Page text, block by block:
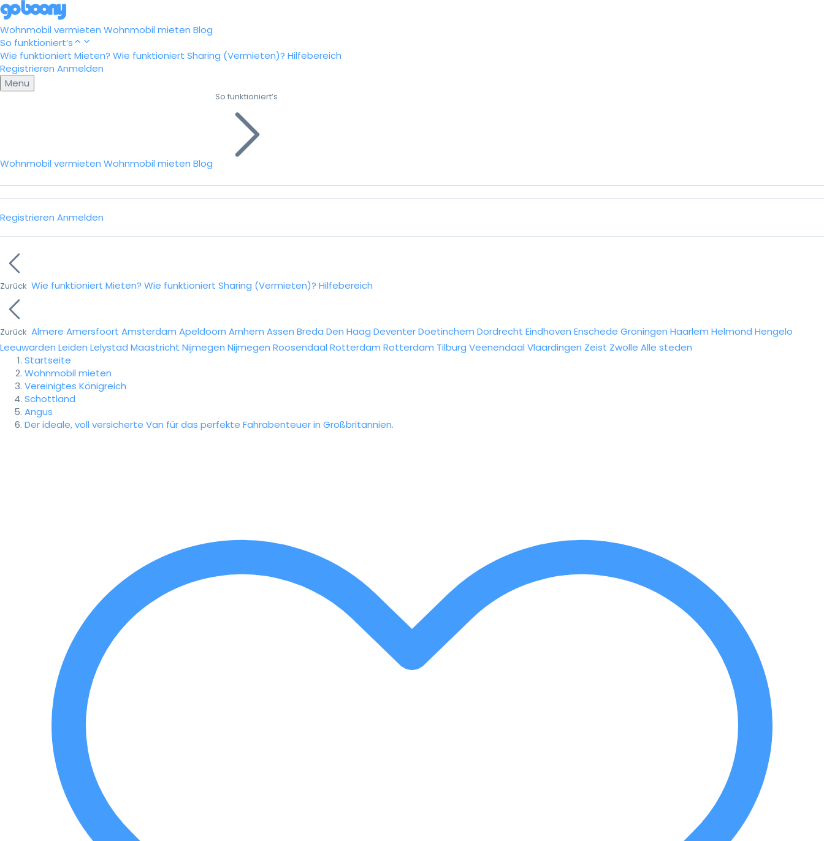
Wohnmobil vermieten Wohnmobil mieten Blog
So funktioniert’s
Wie funktioniert Mieten? Wie funktioniert Sharing (Vermieten)? Hilfebereich
Registrieren Anmelden
Menu
Wohnmobil vermieten Wohnmobil mieten Blog
So funktioniert’s
Registrieren Anmelden
Zurück Wie funktioniert Mieten? Wie funktioniert Sharing (Vermieten)? Hilfebereich
Zurück Almere Amersfoort Amsterdam Apeldoorn Arnhem Assen Breda Den Haag DeventerDoetinchem Dordrecht Eindhoven Enschede Groningen Haarlem Helmond Hengelo
Leeuwarden Leiden Lelystad Maastricht Nijmegen Nijmegen Roosendaal Rotterdam Rotterdam Tilburg Veenendaal Vlaardingen Zeist Zwolle Alle steden
Startseite
Wohnmobil mieten
Vereinigtes Königreich
Schottland
Angus
Der ideale, voll versicherte Van für das perfekte Fahrabenteuer in Großbritannien.